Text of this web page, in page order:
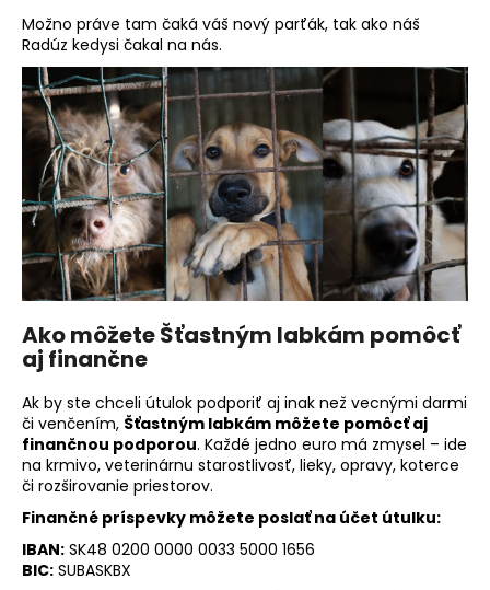
Možno práve tam čaká váš nový parťák, tak ako náš
Radúz kedysi čakal na nás.
Ako môžete Šťastným labkám pomôcť
aj finančne
Ak by ste chceli útulok podporiť aj inak než vecnými darmi
či venčením, Šťastným labkám môžete pomôcť aj
finančnou podporou. Každé jedno euro má zmysel – ide
na krmivo, veterinárnu starostlivosť, lieky, opravy, koterce
či rozširovanie priestorov.
Finančné príspevky môžete poslať na účet útulku:
IBAN: SK48 0200 0000 0033 5000 1656
BIC: SUBASKBX